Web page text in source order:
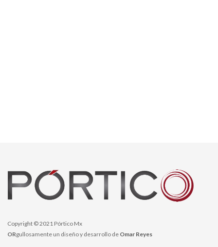
Copyright © 2021 Pórtico Mx
ORgullosamente un diseño y desarrollo de Omar Reyes